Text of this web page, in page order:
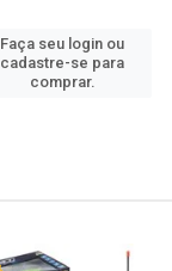
Faça seu login ou
cadastre-se para
comprar.